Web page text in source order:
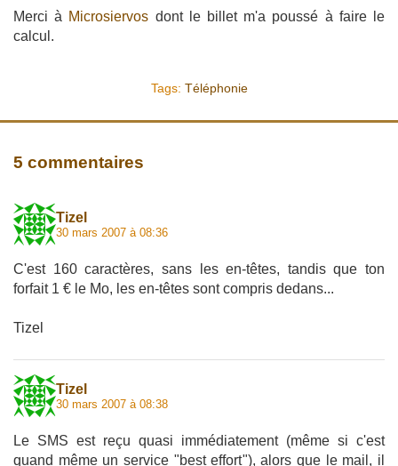
Merci à Microsiervos dont le billet m'a poussé à faire le
calcul.
Tags: Téléphonie
5 commentaires
Tizel
30 mars 2007 à 08:36
C'est 160 caractères, sans les en-têtes, tandis que ton
forfait 1 € le Mo, les en-têtes sont compris dedans...
Tizel
Tizel
30 mars 2007 à 08:38
Le SMS est reçu quasi immédiatement (même si c'est
quand même un service "best effort"), alors que le mail, il